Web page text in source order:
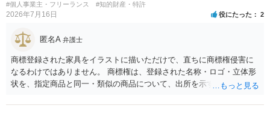
なければ 債務不履行責任は問えません。残るは不法行為責任となりま
すが、語学留学の中途キャンセルで費用が発生することを、エージェ
ントが説明すべきなのか、語学学校側が説明すべきなのか、そしてそ
れが法的な義務となりえるのか、そこから争いになる可能性はあると
思います。 基本的には契約当事者があなたに説明するべきものと思
われます。 ３・いずれにしても、キャンセル規定などの説明を学校・
エージェントはしていないのですから、その点についての説明不備
は、こちらにとって大きな交渉材料になるところだと思われます。
#個人事業主・フリーランス
#知的財産・特許
2026年7月16日 役にたった 2
匿名A 弁護士
商標登録された家具をイラストに描いただけで、直ちに商標権侵害に
なるわけではありません。 商標権は、登録された名称・ロゴ・立体形
状を、指定商品と同一・類似の商品について、出所を示す表示として
て描くにとどまる場合は、通常、商標権侵害にはなりにくいと考えら